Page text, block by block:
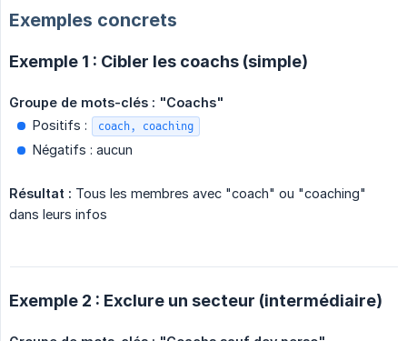
Exemples concrets
Exemple 1 : Cibler les coachs (simple)
Groupe de mots-clés : "Coachs"
Positifs :
coach, coaching
Négatifs : aucun
Résultat : Tous les membres avec "coach" ou "coaching"
dans leurs infos
Exemple 2 : Exclure un secteur (intermédiaire)